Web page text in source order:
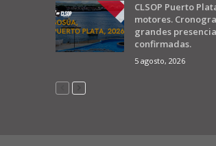
CLSOP Puerto
motores.
grandes
confirmadas.
5 agosto, 2026